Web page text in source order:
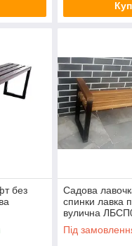
без
Садова
спинки лавка
вулична
Під